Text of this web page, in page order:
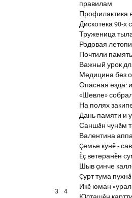
3 4
правилам
Профилактика
Дискотека 90-х
Труженица
Родовая
Почтили
Важный урок
Медицина без
Опасная езда:
«Шевле»
На полях
Дань памяти и
Саншăн чунăм
Валентина
Çемье кунĕ -
Ĕç ветеранĕн
Шыв çинче
Çурт тума
Икĕ юман